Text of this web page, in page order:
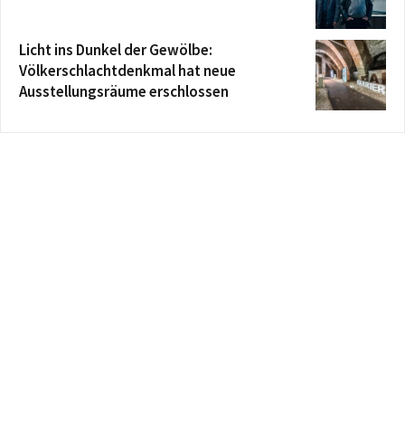
Licht ins Dunkel der Gewölbe:
Völkerschlachtdenkmal hat neue
Ausstellungsräume erschlossen